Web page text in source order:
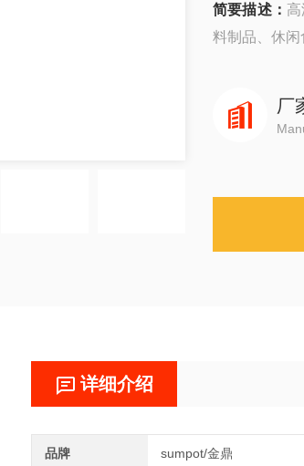
简要描述：
料制品、休闲
厂
详细介绍
品牌 sumpot/金鼎